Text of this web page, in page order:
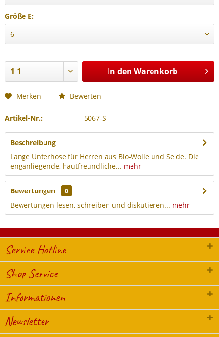
Größe E:
In den Warenkorb
Merken Bewerten
Artikel-Nr.: 5067-S
Beschreibung
Lange Unterhose für Herren aus Bio-Wolle und Seide. Die
enganliegende, hautfreundliche... mehr
Bewertungen
0
Bewertungen lesen, schreiben und diskutieren... mehr
Service Hotline
Shop Service
Informationen
Newsletter